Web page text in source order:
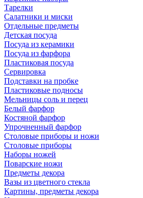
Тарелки
Салатники и миски
Отдельные предметы
Детская посуда
Посуда из керамики
Посуда из фарфора
Пластиковая посуда
Сервировка
Подставки на пробке
Пластиковые подносы
Мельницы соль и перец
Белый фарфор
Костяной фарфор
Упрочненный фарфор
Столовые приборы и ножи
Столовые приборы
Наборы ножей
Поварские ножи
Предметы декора
Вазы из цветного стекла
Картины, предметы декора